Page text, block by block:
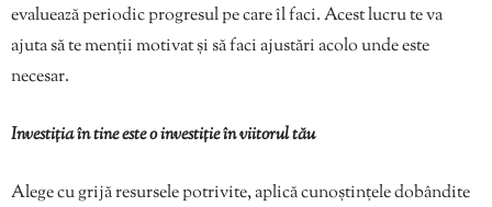
evaluează periodic progresul pe care îl faci. Acest lucru te va
ajuta să te menții motivat și să faci ajustări acolo unde este
necesar.
Investiția în tine este o investiție în viitorul tău
Alege cu grijă resursele potrivite, aplică cunoștințele dobândite